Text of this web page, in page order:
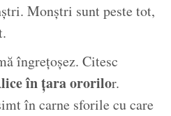
Monștri sunt peste tot,
îngrețoșez. Citesc
în țara ororilor.
în carne sforile cu care